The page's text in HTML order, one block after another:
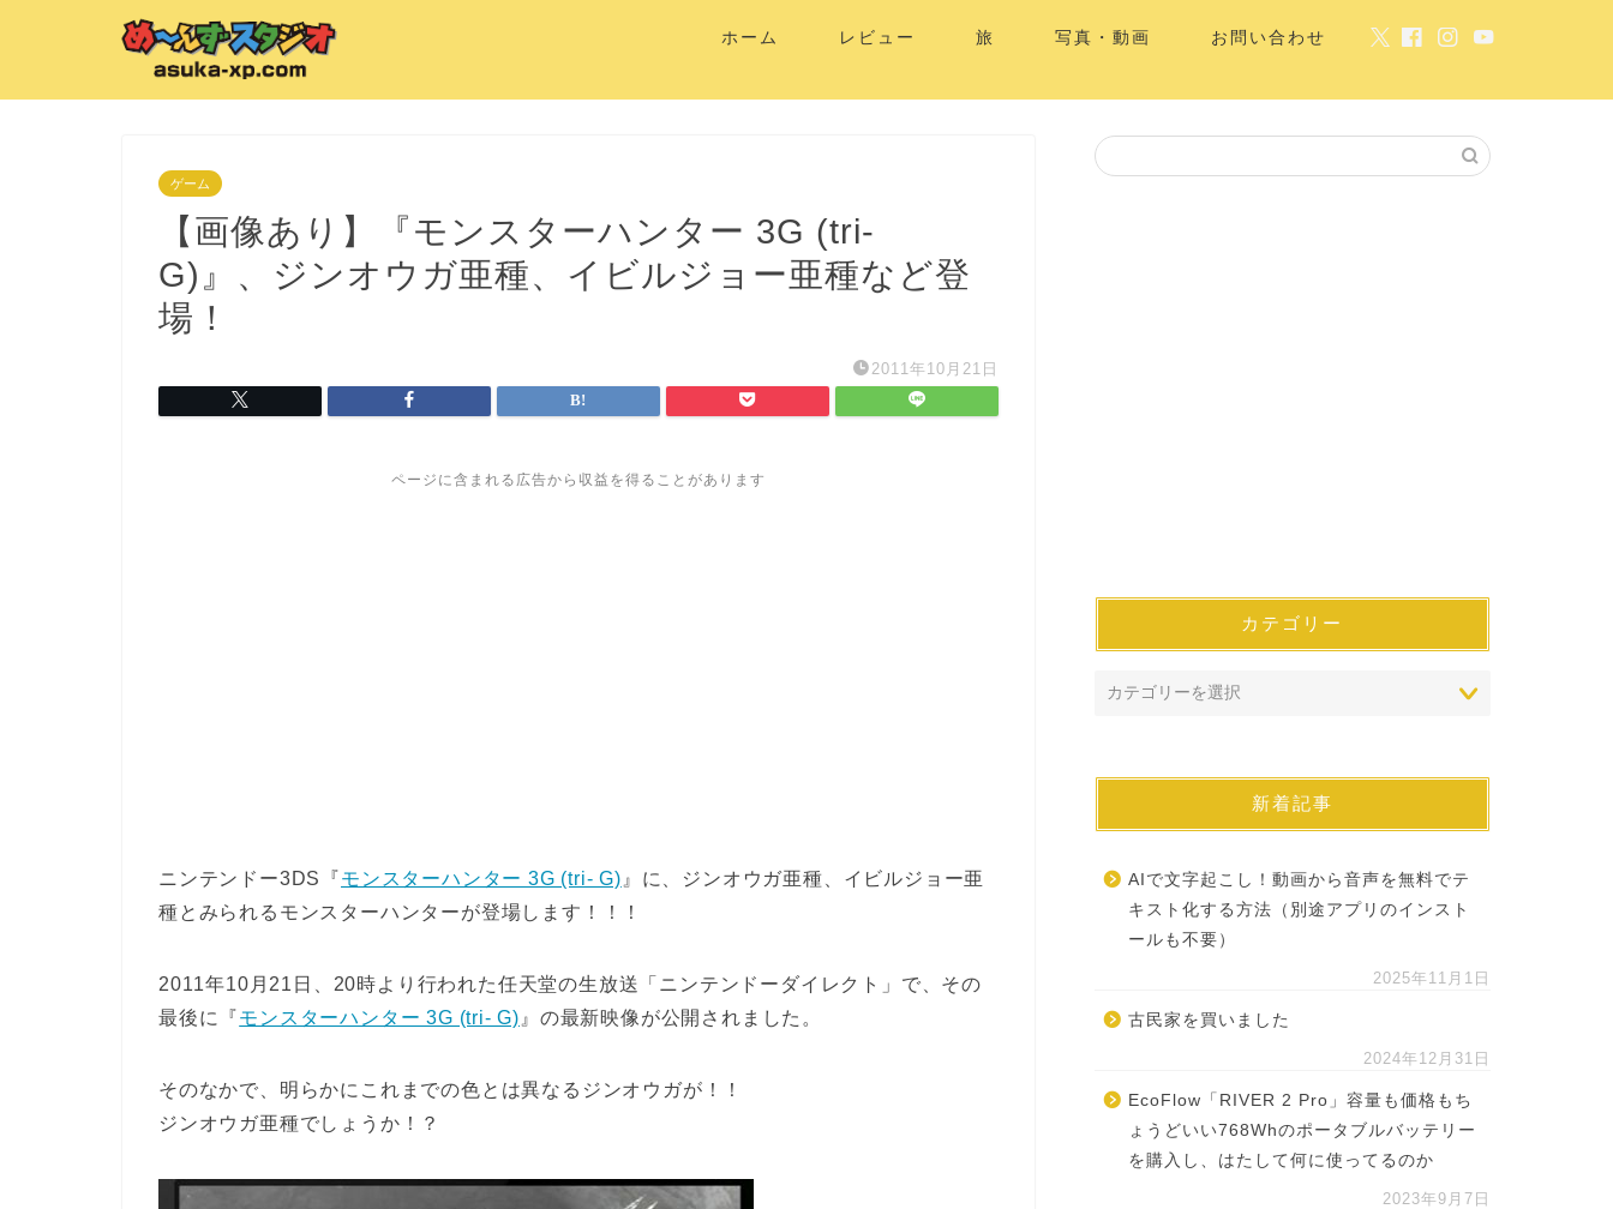
ホーム レビュー 旅 写真・動画 お問い合わせ
ゲーム
【画像あり】『モンスターハンター 3G (tri-
G)』、ジンオウガ亜種、イビルジョー亜種など登
場！
2011年10月21日
ページに含まれる広告から収益を得ることがあります
ニンテンドー3DS『モンスターハンター 3G (tri- G) 』に、ジンオウガ亜種、イビルジョー亜
種とみられるモンスターハンターが登場します！！！
2011年10月21日、20時より行われた任天堂の生放送「ニンテンドーダイレクト」で、その
最後に『モンスターハンター 3G (tri- G) 』の最新映像が公開されました。
そのなかで、明らかにこれまでの色とは異なるジンオウガが！！
ジンオウガ亜種でしょうか！？
カテゴリー
新着記事
AIで文字起こし！動画から音声を無料でテ
キスト化する方法（別途アプリのインスト
ールも不要）
2025年11月1日
古民家を買いました
2024年12月31日
EcoFlow「RIVER 2 Pro」容量も価格もち
ょうどいい768Whのポータブルバッテリー
を購入し、はたして何に使ってるのか
2023年9月7日